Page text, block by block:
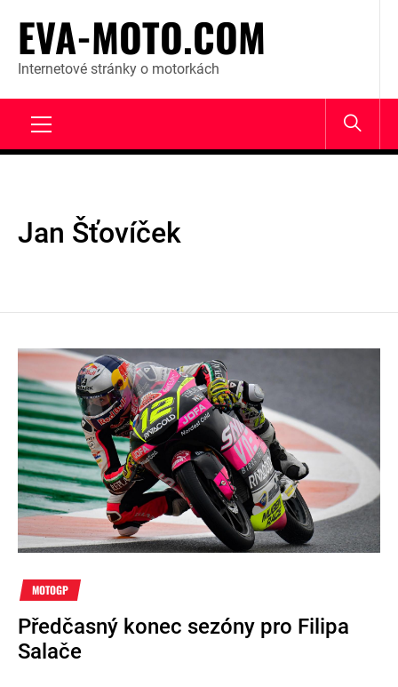
content
EVA-MOTO.COM
Internetové stránky o motorkách
Jan Šťovíček
MOTOGP
Předčasný konec sezóny pro Filipa
Salače